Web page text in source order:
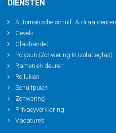
DIENSTEN
Automatische schuif- & draaideuren
Gevels
Glashandel
Polysun (Zonwering In Isolatieglas)
Ramen en deuren
Rolluiken
Schuifpuien
Zonwering
Privacyverklaring
Vacature’s